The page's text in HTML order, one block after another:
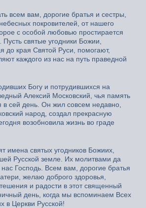
всем вам, дорогие братья и сестры,
покровителей, от нашего
с особой любовью простирается
святые угодники Божии,
до края Святой Руси, помогают,
каждого из нас на путь праведной
Богу и потрудившихся на
Алексий Московский, чья память
в сей день. Он жил совсем недавно,
народ, создал прекрасную
возобновила жизнь во граде
имена святых угодников Божиих,
Русской земле. Их молитвами да
Господь. Всем вам, дорогие братья
желаю доброго здоровья,
и радости в этот священный
день, когда мы вспоминаем Всех
в Церкви Русской!